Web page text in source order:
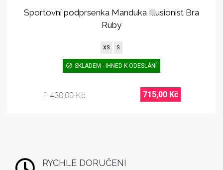
Sportovní podprsenka Manduka Illusionist Bra
Ruby
XS S
SKLADEM - IHNED K ODESLÁNÍ
1 430,00 Kč 715,00 Kč
RYCHLÉ DORUČENÍ